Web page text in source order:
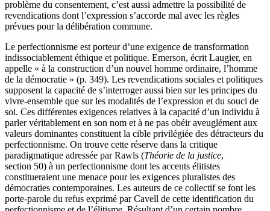
problème du consentement, c’est aussi admettre la possibilité de
revendications dont l’expression s’accorde mal avec les règles
prévues pour la délibération commune.
Le perfectionnisme est porteur d’une exigence de transformation
indissociablement éthique et politique. Emerson, écrit Laugier, en
appelle « à la construction d’un nouvel homme ordinaire, l’homme
de la démocratie » (p. 349). Les revendications sociales et politiques
supposent la capacité de s’interroger aussi bien sur les principes du
vivre-ensemble que sur les modalités de l’expression et du souci de
soi. Ces différentes exigences relatives à la capacité d’un individu à
parler véritablement en son nom et à ne pas obéir aveuglément aux
valeurs dominantes constituent la cible privilégiée des détracteurs du
perfectionnisme. On trouve cette réserve dans la critique
paradigmatique adressée par Rawls (Théorie de la justice,
section 50) à un perfectionnisme dont les accents élitistes
constitueraient une menace pour les exigences pluralistes des
démocraties contemporaines. Les auteurs de ce collectif se font les
porte-parole du refus exprimé par Cavell de cette identification du